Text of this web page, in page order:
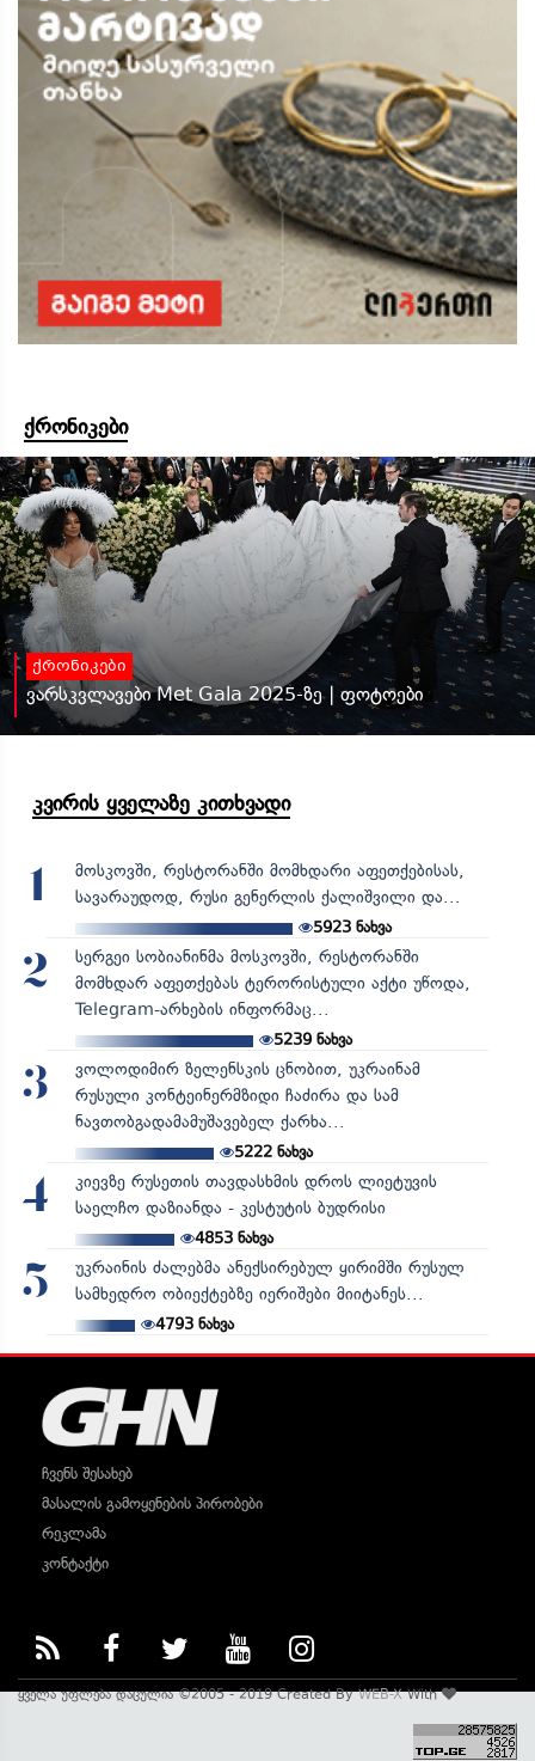
ქრონიკები
ქრონიკები
ვარსკვლავები Met Gala 2025-ზე | ფოტოები
კვირის ყველაზე კითხვადი
1
მოსკოვში, რესტორანში მომხდარი აფეთქებისას,
სავარაუდოდ, რუსი გენერლის ქალიშვილი და...
5923 ნახვა
2
სერგეი სობიანინმა მოსკოვში, რესტორანში
მომხდარ აფეთქებას ტერორისტული აქტი უწოდა,
Telegram-არხების ინფორმაც...
5239ნახვა
3
ვოლოდიმირ ზელენსკის ცნობით, უკრაინამ
რუსული კონტეინერმზიდი ჩაძირა და სამ
ნავთობგადამამუშავებელ ქარხა...
5222ნახვა
4
კიევზე რუსეთის თავდასხმის დროს ლიეტუვის
საელჩო დაზიანდა - კესტუტის ბუდრისი
4853ნახვა
5
უკრაინის ძალებმა ანექსირებულ ყირიმში რუსულ
სამხედრო ობიექტებზე იერიშები მიიტანეს...
4793ნახვა
ჩვენს შესახებ
მასალის გამოყენების პირობები
რეკლამა
კონტაქტი
ყველა უფლება დაცულია ©2005 - 2019 Created ByWEB-XWith